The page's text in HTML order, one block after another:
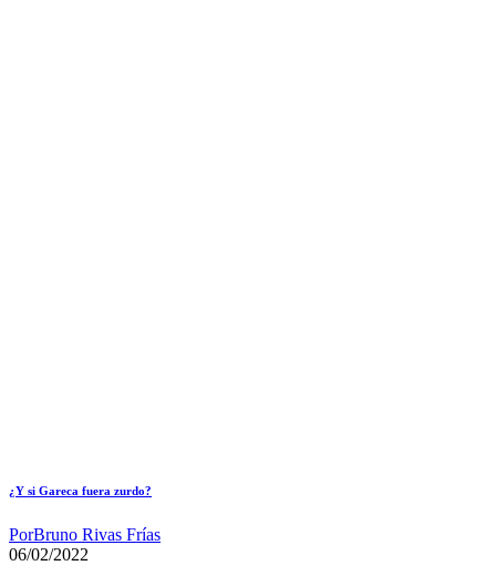
¿Y si Gareca fuera zurdo?
PorBruno Rivas Frías
06/02/2022